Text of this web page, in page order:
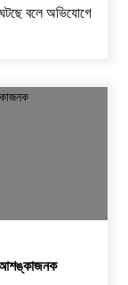
বলে অভিযোগে
আশঙ্কাজনক